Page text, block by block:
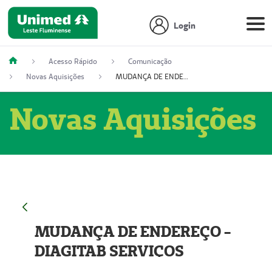
Login
Acesso Rápido
Comunicação
Novas Aquisições
MUDANÇA DE ENDEREÇO - DIAGITAB SERVIÇOS MÉDICOS LTDA (54003267-5)
Novas Aquisições
MUDANÇA DE ENDEREÇO -
DIAGITAB SERVIÇOS